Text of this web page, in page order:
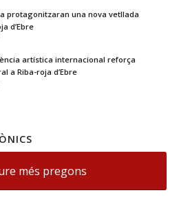
protagonitzaran una nova vetllada
d’Ebre
artística internacional reforça
a Riba-roja d’Ebre
més pregons